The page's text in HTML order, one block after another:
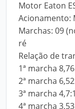
Motor Eaton
Acionamento:
Marchas: 09
ré
Relação de
1ª marcha
2ª marcha
3ª marcha 4,7:1
4ª marcha